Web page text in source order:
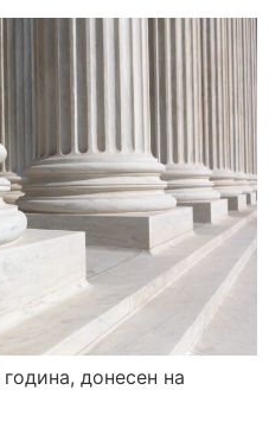
донесен на